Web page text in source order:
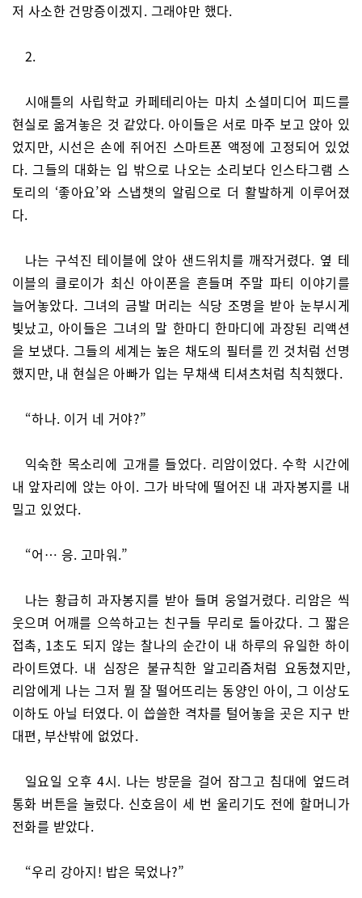
저 사소한 건망증이겠지. 그래야만 했다.
2.
시애틀의 사립학교 카페테리아는 마치 소셜미디어 피드를
현실로 옮겨놓은 것 같았다. 아이들은 서로 마주 보고 앉아 있
었지만, 시선은 손에 쥐어진 스마트폰 액정에 고정되어 있었
다. 그들의 대화는 입 밖으로 나오는 소리보다 인스타그램 스
토리의 ‘좋아요’와 스냅챗의 알림으로 더 활발하게 이루어졌
다.
나는 구석진 테이블에 앉아 샌드위치를 깨작거렸다. 옆 테
이블의 클로이가 최신 아이폰을 흔들며 주말 파티 이야기를
늘어놓았다. 그녀의 금발 머리는 식당 조명을 받아 눈부시게
빛났고, 아이들은 그녀의 말 한마디 한마디에 과장된 리액션
을 보냈다. 그들의 세계는 높은 채도의 필터를 낀 것처럼 선명
했지만, 내 현실은 아빠가 입는 무채색 티셔츠처럼 칙칙했다.
“하나. 이거 네 거야?”
익숙한 목소리에 고개를 들었다. 리암이었다. 수학 시간에
내 앞자리에 앉는 아이. 그가 바닥에 떨어진 내 과자봉지를 내
밀고 있었다.
“어… 응. 고마워.”
나는 황급히 과자봉지를 받아 들며 웅얼거렸다. 리암은 씩
웃으며 어깨를 으쓱하고는 친구들 무리로 돌아갔다. 그 짧은
접촉, 1초도 되지 않는 찰나의 순간이 내 하루의 유일한 하이
라이트였다. 내 심장은 불규칙한 알고리즘처럼 요동쳤지만,
리암에게 나는 그저 뭘 잘 떨어뜨리는 동양인 아이, 그 이상도
이하도 아닐 터였다. 이 씁쓸한 격차를 털어놓을 곳은 지구 반
대편, 부산밖에 없었다.
일요일 오후 4시. 나는 방문을 걸어 잠그고 침대에 엎드려
통화 버튼을 눌렀다. 신호음이 세 번 울리기도 전에 할머니가
전화를 받았다.
“우리 강아지! 밥은 묵었나?”